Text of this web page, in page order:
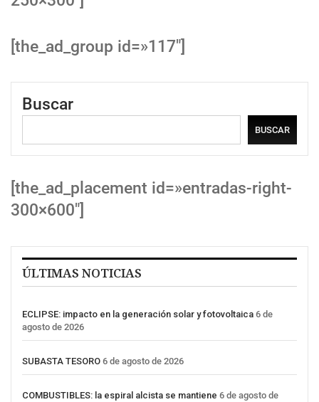
[the_ad_group id=»117″]
Buscar
BUSCAR
[the_ad_placement id=»entradas-right-
300×600″]
ÚLTIMAS NOTICIAS
ECLIPSE: impacto en la generación solar y fotovoltaica 6 de
agosto de 2026
SUBASTA TESORO 6 de agosto de 2026
COMBUSTIBLES: la espiral alcista se mantiene 6 de agosto de